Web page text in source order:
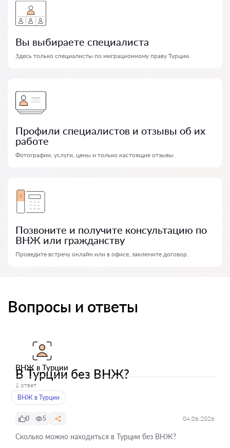
Вы выбираете специалиста
Здесь только специалисты по миграционному праву Турции.
Профили специалистов и отзывы об их
работе
Фотографии, услуги, цены и только настоящие отзывы.
Позвоните и получите консультацию по
ВНЖ или гражданству
Проведите встречу онлайн или в офисе, заключите договор.
Вопросы и ответы
ВНЖ в Турции
В Турции без ВНЖ?
1 ответ
ВНЖ в Турции
0 5 04.06.2026
Сколько можно находиться в Турции без ВНЖ?